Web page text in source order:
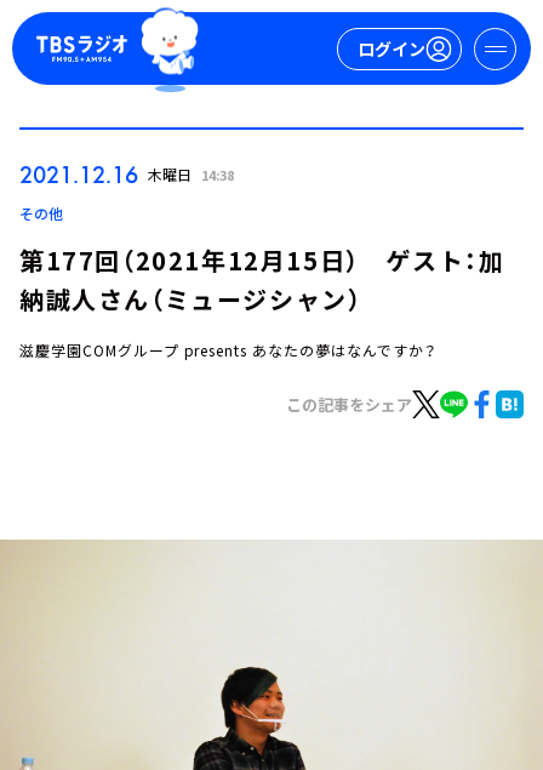
ログイン
2021.12.16 木曜日 14:38
その他
第177回（2021年12月15日） ゲスト：加
納誠人さん（ミュージシャン）
滋慶学園COMグループ presents あなたの夢はなんですか？
この記事をシェア